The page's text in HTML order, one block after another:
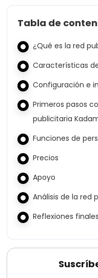
Tabla de
¿Qué es la red
Características
Configuración e
Primeros pasos
publicitaria
Funciones de
Precios
Apoyo
Análisis de la red
Reflexiones finales